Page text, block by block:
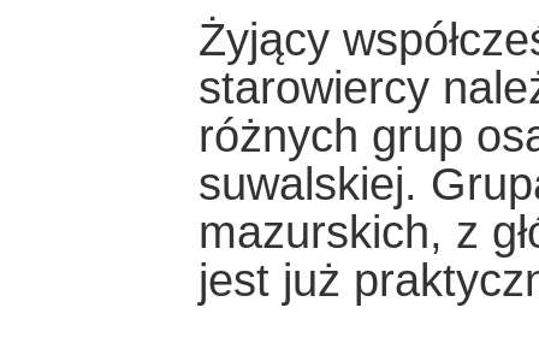
Żyjący
starowiercy
różnych grup
suwalskiej.
mazurskich, z
jest już